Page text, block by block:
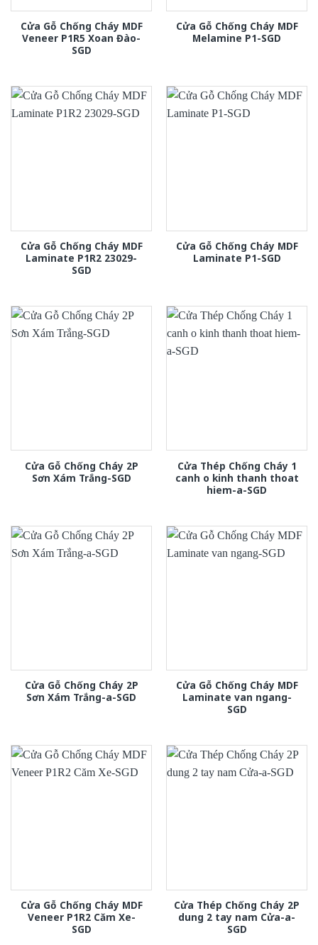
Cửa Gỗ Chống Cháy MDF
Veneer P1R5 Xoan Đào-
SGD
Cửa Gỗ Chống Cháy MDF
Melamine P1-SGD
Cửa Gỗ Chống Cháy MDF
Laminate P1R2 23029-
SGD
Cửa Gỗ Chống Cháy MDF
Laminate P1-SGD
Cửa Gỗ Chống Cháy 2P
Sơn Xám Trắng-SGD
Cửa Thép Chống Cháy 1
canh o kinh thanh thoat
hiem-a-SGD
Cửa Gỗ Chống Cháy 2P
Sơn Xám Trắng-a-SGD
Cửa Gỗ Chống Cháy MDF
Laminate van ngang-
SGD
Cửa Gỗ Chống Cháy MDF
Veneer P1R2 Căm Xe-
SGD
Cửa Thép Chống Cháy 2P
dung 2 tay nam Cửa-a-
SGD